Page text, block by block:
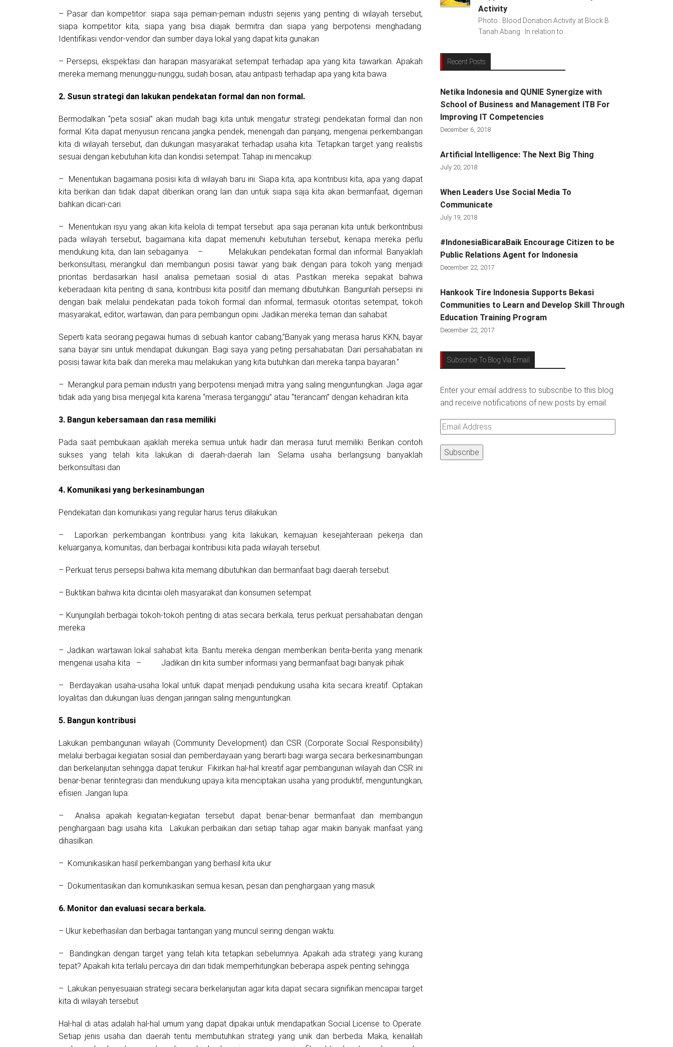
– Pasar dan kompetitor: siapa saja pemain-pemain industri sejenis yang penting di wilayah tersebut,
siapa kompetitor kita, siapa yang bisa diajak bermitra dan siapa yang berpotensi menghadang.
Identifikasi vendor-vendor dan sumber daya lokal yang dapat kita gunakan
– Persepsi, ekspektasi dan harapan masyarakat setempat terhadap apa yang kita tawarkan. Apakah
mereka memang menunggu-nunggu, sudah bosan, atau antipasti terhadap apa yang kita bawa.
2. Susun strategi dan lakukan pendekatan formal dan non formal.
Bermodalkan “peta sosial” akan mudah bagi kita untuk mengatur strategi pendekatan formal dan non
formal. Kita dapat menyusun rencana jangka pendek, menengah dan panjang, mengenai perkembangan
kita di wilayah tersebut, dan dukungan masyarakat terhadap usaha kita. Tetapkan target yang realistis
sesuai dengan kebutuhan kita dan kondisi setempat. Tahap ini mencakup:
– Menentukan bagaimana posisi kita di wilayah baru ini. Siapa kita, apa kontribusi kita, apa yang dapat
kita berikan dan tidak dapat diberikan orang lain dan untuk siapa saja kita akan bermanfaat, digemari
bahkan dicari-cari.
– Menentukan isyu yang akan kita kelola di tempat tersebut: apa saja peranan kita untuk berkontribusi
pada wilayah tersebut, bagaimana kita dapat memenuhi kebutuhan tersebut, kenapa mereka perlu
mendukung kita, dan lain sebagainya. – Melakukan pendekatan formal dan informal. Banyaklah
berkonsultasi, merangkul dan membangun posisi tawar yang baik dengan para tokoh yang menjadi
prioritas berdasarkan hasil analisa pemetaan sosial di atas. Pastikan mereka sepakat bahwa
keberadaan kita penting di sana, kontribusi kita positif dan memang dibutuhkan. Bangunlah persepsi ini
dengan baik melalui pendekatan pada tokoh formal dan informal, termasuk otoritas setempat, tokoh
masyarakat, editor, wartawan, dan para pembangun opini. Jadikan mereka teman dan sahabat.
Seperti kata seorang pegawai humas di sebuah kantor cabang,”Banyak yang merasa harus KKN, bayar
sana bayar sini untuk mendapat dukungan. Bagi saya yang peting persahabatan. Dari persahabatan ini
posisi tawar kita baik dan mereka mau melakukan yang kita butuhkan dari mereka tanpa bayaran.”
– Merangkul para pemain industri yang berpotensi menjadi mitra yang saling menguntungkan. Jaga agar
tidak ada yang bisa menjegal kita karena “merasa terganggu” atau “terancam” dengan kehadiran kita.
3. Bangun kebersamaan dan rasa memiliki
Pada saat pembukaan ajaklah mereka semua untuk hadir dan merasa turut memiliki. Berikan contoh
sukses yang telah kita lakukan di daerah-daerah lain. Selama usaha berlangsung banyaklah
berkonsultasi dan
4. Komunikasi yang berkesinambungan
Pendekatan dan komunikasi yang regular harus terus dilakukan.
– Laporkan perkembangan kontribusi yang kita lakukan, kemajuan kesejahteraan pekerja dan
keluarganya, komunitas, dan berbagai kontribusi kita pada wilayah tersebut.
– Perkuat terus persepsi bahwa kita memang dibutuhkan dan bermanfaat bagi daerah tersebut.
– Buktikan bahwa kita dicintai oleh masyarakat dan konsumen setempat.
– Kunjungilah berbagai tokoh-tokoh penting di atas secara berkala, terus perkuat persahabatan dengan
mereka
– Jadikan wartawan lokal sahabat kita. Bantu mereka dengan memberikan berita-berita yang menarik
mengenai usaha kita – Jadikan diri kita sumber informasi yang bermanfaat bagi banyak pihak
– Berdayakan usaha-usaha lokal untuk dapat menjadi pendukung usaha kita secara kreatif. Ciptakan
loyalitas dan dukungan luas dengan jaringan saling menguntungkan.
5. Bangun kontribusi
Lakukan pembangunan wilayah (Community Development) dan CSR (Corporate Social Responsibility)
melalui berbagai kegiatan sosial dan pemberdayaan yang berarti bagi warga secara berkesinambungan
dan berkelanjutan sehingga dapat terukur. Fikirkan hal-hal kreatif agar pembangunan wilayah dan CSR ini
benar-benar terintegrasi dan mendukung upaya kita menciptakan usaha yang produktif, menguntungkan,
efisien. Jangan lupa:
– Analisa apakah kegiatan-kegiatan tersebut dapat benar-benar bermanfaat dan membangun
penghargaan bagi usaha kita. Lakukan perbaikan dari setiap tahap agar makin banyak manfaat yang
dihasilkan.
– Komunikasikan hasil perkembangan yang berhasil kita ukur
– Dokumentasikan dan komunikasikan semua kesan, pesan dan penghargaan yang masuk
6. Monitor dan evaluasi secara berkala.
– Ukur keberhasilan dan berbagai tantangan yang muncul seiring dengan waktu.
– Bandingkan dengan target yang telah kita tetapkan sebelumnya. Apakah ada strategi yang kurang
tepat? Apakah kita terlalu percaya diri dan tidak memperhitungkan beberapa aspek penting sehingga
– Lakukan penyesuaian strategi secara berkelanjutan agar kita dapat secara signifikan mencapai target
kita di wilayah tersebut
Hal-hal di atas adalah hal-hal umum yang dapat dipakai untuk mendapatkan Social License to Operate.
Setiap jenis usaha dan daerah tentu membutuhkan strategi yang unik dan berbeda. Maka, kenalilah
Activity
Photo : Blood Donation Activity at Block B
Tanah Abang In relation to...
Recent Posts
Netika Indonesia and QUNIE Synergize with
School of Business and Management ITB For
Improving IT Competencies
December 6, 2018
Artificial Intelligence: The Next Big Thing
July 20, 2018
When Leaders Use Social Media To
Communicate
July 19, 2018
#IndonesiaBicaraBaik Encourage Citizen to be
Public Relations Agent for Indonesia
December 22, 2017
Hankook Tire Indonesia Supports Bekasi
Communities to Learn and Develop Skill Through
Education Training Program
December 22, 2017
Subscribe To Blog Via Email
Enter your email address to subscribe to this blog
and receive notifications of new posts by email.
Email
Address